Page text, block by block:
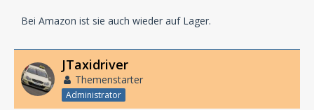
Bei Amazon ist sie auch wieder auf Lager.
JTaxidriver
Themenstarter
Administrator